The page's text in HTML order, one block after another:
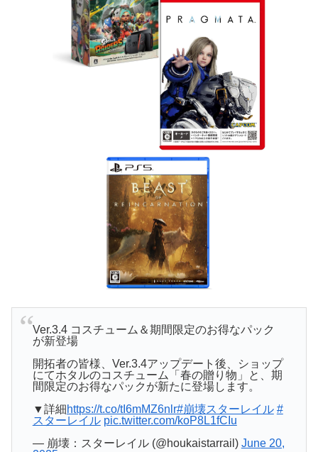
Ver.3.4 コスチューム＆期間限定のお得なパック
が新登場
開拓者の皆様、Ver.3.4アップデート後、ショップ
にてホタルのコスチューム「春の贈り物」と、期
間限定のお得なパックが新たに登場します。
▼詳細https://t.co/tI6mMZ6nlr#崩壊スターレイル #
スターレイル pic.twitter.com/koP8L1fCIu
— 崩壊：スターレイル (@houkaistarrail) June 20,